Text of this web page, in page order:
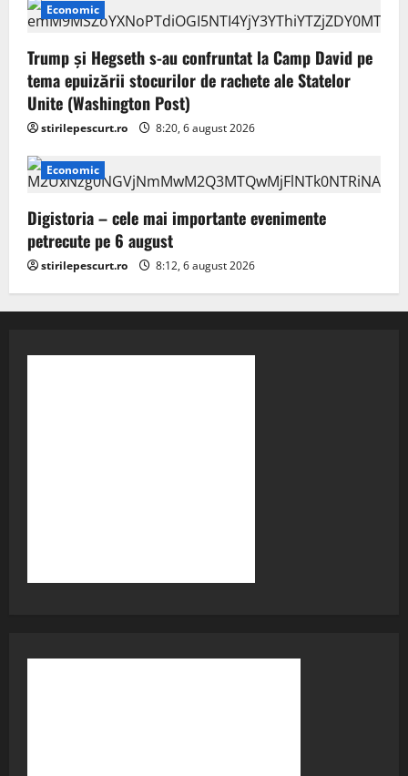
Economic
Trump şi Hegseth s-au confruntat la Camp David pe
tema epuizării stocurilor de rachete ale Statelor
Unite (Washington Post)
stirilepescurt.ro 8:20, 6 august 2026
Economic
Digistoria – cele mai importante evenimente
petrecute pe 6 august
stirilepescurt.ro 8:12, 6 august 2026